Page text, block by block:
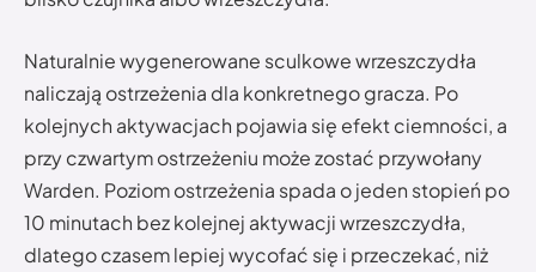
Naturalnie wygenerowane sculkowe wrzeszczydła
naliczają ostrzeżenia dla konkretnego gracza. Po
kolejnych aktywacjach pojawia się efekt ciemności, a
przy czwartym ostrzeżeniu może zostać przywołany
Warden. Poziom ostrzeżenia spada o jeden stopień po
10 minutach bez kolejnej aktywacji wrzeszczydła,
dlatego czasem lepiej wycofać się i przeczekać, niż